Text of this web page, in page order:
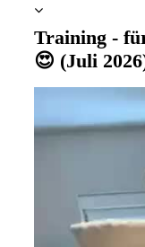
Training -
😍 (Juli